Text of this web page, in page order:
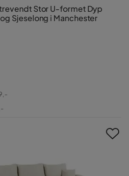
Stor U-formet Dyp
Sjeselong i Manchester